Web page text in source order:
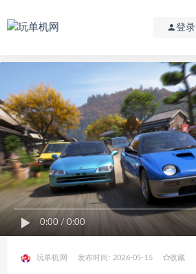
登录
0:00 / 0:00
玩单机网 发布时间: 2026-05-15 收藏